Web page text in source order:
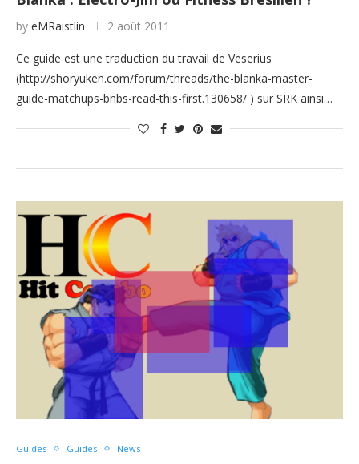
by eMRaistlin 2 août 2011
Ce guide est une traduction du travail de Veserius
(http://shoryuken.com/forum/threads/the-blanka-master-
guide-matchups-bnbs-read-this-first.130658/ ) sur SRK ainsi…
Guides Guides News